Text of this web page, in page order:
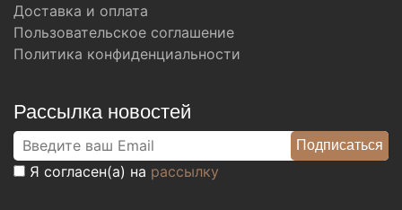
Доставка и оплата
Пользовательское соглашение
Политика конфиденциальности
Рассылка новостей
Я согласен(а) на рассылку